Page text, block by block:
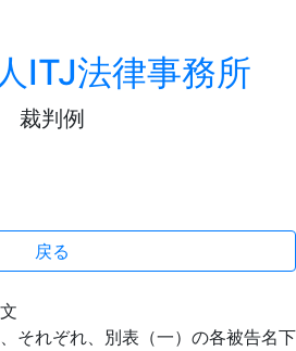
ITJ法律事務所
裁判例
戻る
それぞれ、別表（一）の各被告名下